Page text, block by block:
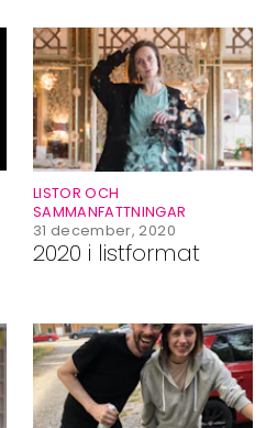
2020 i listformat
LISTOR OCH
SAMMANFATTNINGAR
31 december, 2020